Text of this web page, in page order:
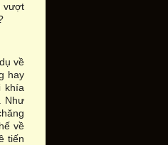
vượt
về
hay
khía
Như
về
tiến